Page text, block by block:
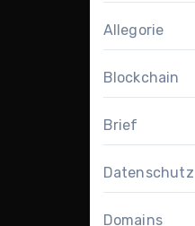
Allegorie
Blockchain
Brief
Datenschutz
Domains